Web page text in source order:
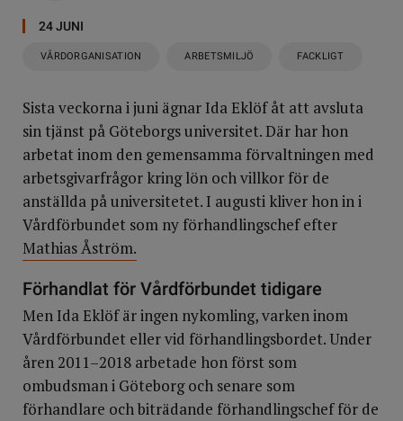
24 JUNI
VÅRDORGANISATION ARBETSMILJÖ FACKLIGT
Sista veckorna i juni ägnar Ida Eklöf åt att avsluta
sin tjänst på Göteborgs universitet. Där har hon
arbetat inom den gemensamma förvaltningen med
arbetsgivarfrågor kring lön och villkor för de
anställda på universitetet. I augusti kliver hon in i
Vårdförbundet som ny förhandlingschef efter
Mathias Åström.
Förhandlat för Vårdförbundet tidigare
Men Ida Eklöf är ingen nykomling, varken inom
Vårdförbundet eller vid förhandlingsbordet. Under
åren 2011–2018 arbetade hon först som
ombudsman i Göteborg och senare som
förhandlare och biträdande förhandlingschef för de